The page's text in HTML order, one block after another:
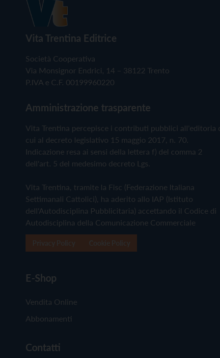
Vita Trentina Editrice
Società Cooperativa
Via Monsignor Endrici, 14 – 38122 Trento
P.IVA e C.F. 00199960220
Amministrazione trasparente
Vita Trentina percepisce i contributi pubblici all'editoria
cui al decreto legislativo 15 maggio 2017, n. 70.
Indicazione resa ai sensi della lettera f) del comma 2
dell'art. 5 del medesimo decreto Lgs.
Vita Trentina, tramite la Fisc (Federazione Italiana
Settimanali Cattolici), ha aderito allo IAP (Istituto
dell'Autodisciplina Pubblicitaria) accettando il Codice di
Autodisciplina della Comunicazione Commerciale
E-Shop
Vendita Online
Abbonamenti
Contatti